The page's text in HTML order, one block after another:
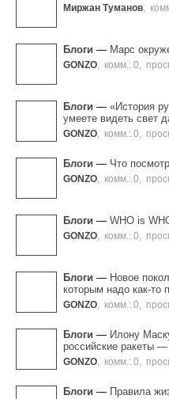
Миржан Туманов
Блоги — Марс
GONZO комм.: 0
Блоги — «История
умеете видеть свет
GONZO комм.: 0
Блоги — Что
GONZO комм.: 0
Блоги — WHO is
GONZO комм.: 0
Блоги — Новое
которым надо как-то
GONZO комм.: 0
Блоги — Илону
российские ракеты
GONZO комм.: 0
Блоги — Правила